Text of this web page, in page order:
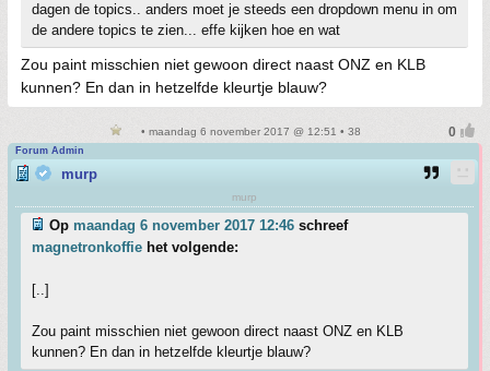
dagen de topics.. anders moet je steeds een dropdown menu in om
de andere topics te zien... effe kijken hoe en wat
Zou paint misschien niet gewoon direct naast ONZ en KLB
kunnen? En dan in hetzelfde kleurtje blauw?
• maandag 6 november 2017 @ 12:51 • 38
Forum Admin
murp
murp
Op maandag 6 november 2017 12:46 schreef
magnetronkoffie het volgende:
[..]
Zou paint misschien niet gewoon direct naast ONZ en KLB
kunnen? En dan in hetzelfde kleurtje blauw?